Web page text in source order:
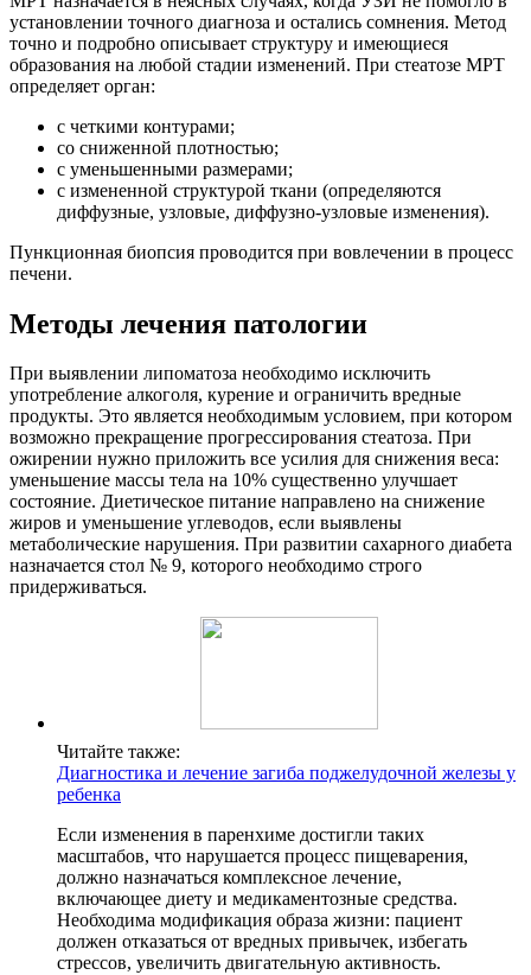
установлении точного диагноза и остались сомнения. Метод
точно и подробно описывает структуру и имеющиеся
образования на любой стадии изменений. При стеатозе МРТ
определяет орган:
с четкими контурами;
со сниженной плотностью;
с уменьшенными размерами;
с измененной структурой ткани (определяются
диффузные, узловые, диффузно-узловые изменения).
Пункционная биопсия проводится при вовлечении в процесс
печени.
Методы лечения патологии
При выявлении липоматоза необходимо исключить
употребление алкоголя, курение и ограничить вредные
продукты. Это является необходимым условием, при котором
возможно прекращение прогрессирования стеатоза. При
ожирении нужно приложить все усилия для снижения веса:
уменьшение массы тела на 10% существенно улучшает
состояние. Диетическое питание направлено на снижение
жиров и уменьшение углеводов, если выявлены
метаболические нарушения. При развитии сахарного диабета
назначается стол № 9, которого необходимо строго
придерживаться.
Читайте также:
Диагностика и лечение загиба поджелудочной железы у
ребенка
Если изменения в паренхиме достигли таких
масштабов, что нарушается процесс пищеварения,
должно назначаться комплексное лечение,
включающее диету и медикаментозные средства.
Необходима модификация образа жизни: пациент
должен отказаться от вредных привычек, избегать
стрессов, увеличить двигательную активность.